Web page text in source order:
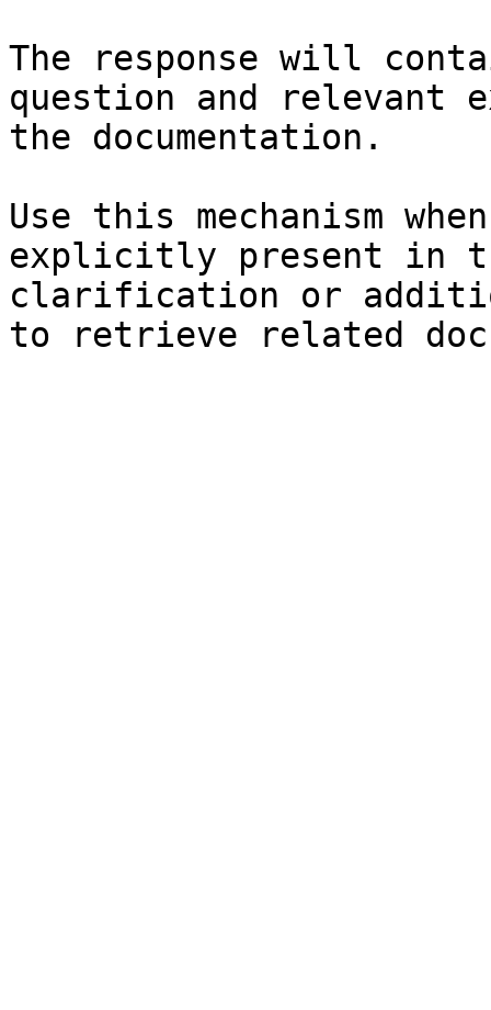
The response will
question and relevant
the documentation.
Use this mechanism
explicitly present in
clarification or